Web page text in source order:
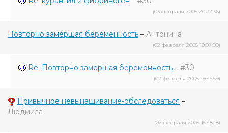
(03 февраля 2005 20:22:36)
Повторно замершая беременность – Антонина
(02 февраля 2005 19:07:09)
Re: Повторно замершая беременность – #30
(02 февраля 2005 19:45:59)
Привычное невынашивание-обследоваться –
Людмила
(02 февраля 2005 15:48:18)